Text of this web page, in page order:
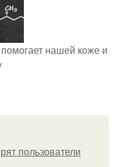
нашей коже и
пользователи